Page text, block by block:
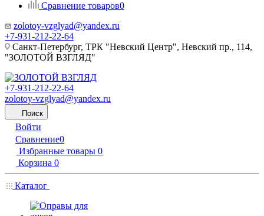
Сравнение товаров0
zolotoy-vzglyad@yandex.ru
+7-931-212-22-64
Санкт-Петербург, ТРК "Невский Центр", Невский пр., 114,
"ЗОЛОТОЙ ВЗГЛЯД"
+7-931-212-22-64
zolotoy-vzglyad@yandex.ru
Поиск
Войти
Сравнение0
Избранные товары 0
Корзина 0
Каталог